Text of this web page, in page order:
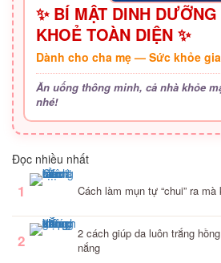
✨ BÍ MẬT DINH
KHOẺ TOÀN DIỆN ✨
Dành cho cha mẹ — Sức khỏe
Ăn uống thông minh, cả nhà khỏe
nhé!
Đọc nhiều nhất
1 Cách làm mụn tự “chui” ra
2
2 cách giúp da luôn trắng
nắng